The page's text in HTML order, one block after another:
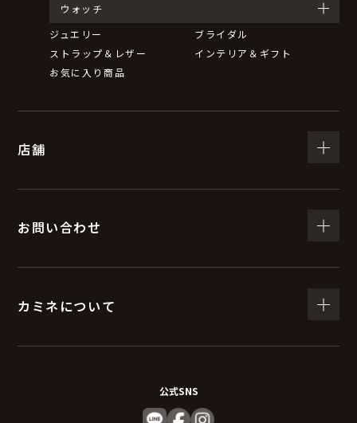
ウォッチ
ジュエリー
ブライダル
ストラップ＆レザー
インテリア＆ギフト
お気に入り商品
店舗
お問い合わせ
カミネについて
公式SNS